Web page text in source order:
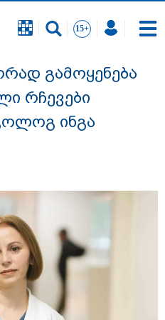
საზოგადოება
სიახლეს,
ცნობენ
გამოყენება
რჩევები
ინგა